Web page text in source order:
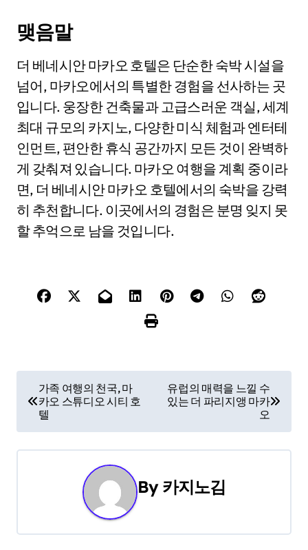
맺음말
더 베네시안 마카오 호텔은 단순한 숙박 시설을
넘어, 마카오에서의 특별한 경험을 선사하는 곳
입니다. 웅장한 건축물과 고급스러운 객실, 세계
최대 규모의 카지노, 다양한 미식 체험과 엔터테
인먼트, 편안한 휴식 공간까지 모든 것이 완벽하
게 갖춰져 있습니다. 마카오 여행을 계획 중이라
면, 더 베네시안 마카오 호텔에서의 숙박을 강력
히 추천합니다. 이곳에서의 경험은 분명 잊지 못
할 추억으로 남을 것입니다.
s
가족 여행의 천국, 마
카오 스튜디오 시티 호
텔
유럽의 매력을 느낄 수
있는 더 파리지앵 마카
오
By 카지노김